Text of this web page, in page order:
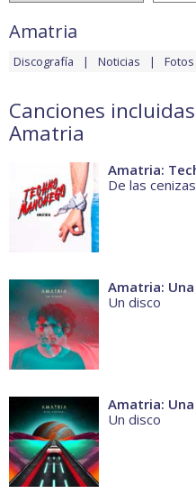
Amatria
Discografía Noticias Fotos
Canciones
Amatria
Amatria:
De las cenizas
Amatria:
Un disco
Amatria:
Un disco